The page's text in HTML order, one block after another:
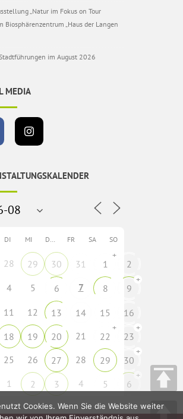
„Natur im Fokus on Tour
Biosphärenzentrum „Haus der Langen
im August 2026
MEDIA
DI MI DO FR SA SO
28 29 30 31 1
+
2
4 5 6 7 8 9
+
11 12 13 14 15
16
18 19 20 21 22
+
23
+
25 26 27 28 29 30
+
1 2 3 4 5 6
+
Cookies. Wenn Sie die Website weiter